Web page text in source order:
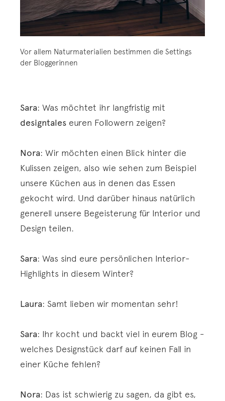
Vor allem Naturmaterialien bestimmen die Settings
der Bloggerinnen
Sara: Was möchtet ihr langfristig mit
designtales euren Followern zeigen?
Nora: Wir möchten einen Blick hinter die
Kulissen zeigen, also wie sehen zum Beispiel
unsere Küchen aus in denen das Essen
gekocht wird. Und darüber hinaus natürlich
generell unsere Begeisterung für Interior und
Design teilen.
Sara: Was sind eure persönlichen Interior-
Highlights in diesem Winter?
Laura: Samt lieben wir momentan sehr!
Sara: Ihr kocht und backt viel in eurem Blog -
welches Designstück darf auf keinen Fall in
einer Küche fehlen?
Nora: Das ist schwierig zu sagen, da gibt es,